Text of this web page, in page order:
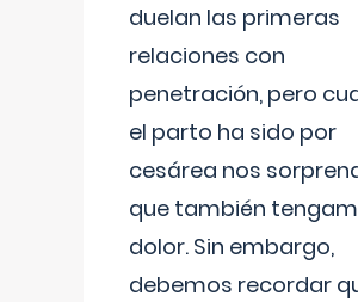
duelan las primeras
relaciones con
penetración, pero
el parto ha sido por
cesárea nos
que también
dolor. Sin embargo,
debemos recordar